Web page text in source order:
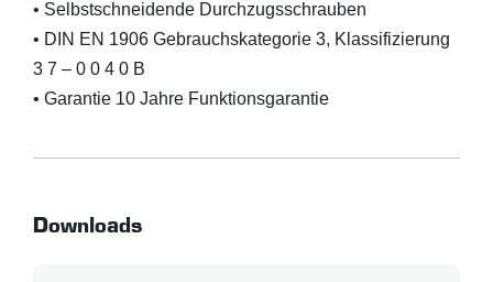
• Selbstschneidende Durchzugsschrauben
• DIN EN 1906 Gebrauchskategorie 3, Klassifizierung
3 7 – 0 0 4 0 B
• Garantie 10 Jahre Funktionsgarantie
Downloads